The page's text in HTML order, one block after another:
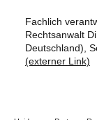
Fachlich
Rechtsanwalt
Deutschland),
(externer Link)